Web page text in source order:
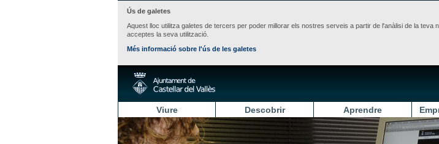
Ús de galetes
Aquest lloc utilitza galetes de tercers per poder millorar els nostres serveis a partir de l'anàlisi de la
acceptes la seva utilització.
Més informació sobre l'ús de les galetes
Viure Descobrir Aprendre